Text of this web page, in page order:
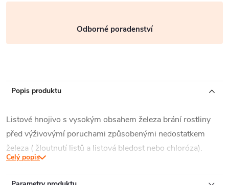
Odborné poradenství
Popis produktu
Listové hnojivo s vysokým obsahem železa brání rostliny
před výživovýmí poruchami způsobenými nedostatkem
železa ( žloutnutí listů a listová bledost nebo chloróza).
Speciální složení hnojiva zajišťuje úplné a rychlé přijetí
železa rostlinou přes listy. Používá se pro doplnění železa
Celý popis